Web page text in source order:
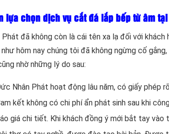
lựa chọn dịch vụ cắt đá lắp bếp từ âm
đã không còn là cái tên xa lạ đối với
như hôm nay chúng tôi đã không ngừng cố
nhờ những lý do sau:
Nhân Phát hoạt động lâu năm, có giấy phép
kết không có chi phí ẩn phát sinh sau khi
giá chi tiết. Khi khách đồng ý mới bắt tay vào